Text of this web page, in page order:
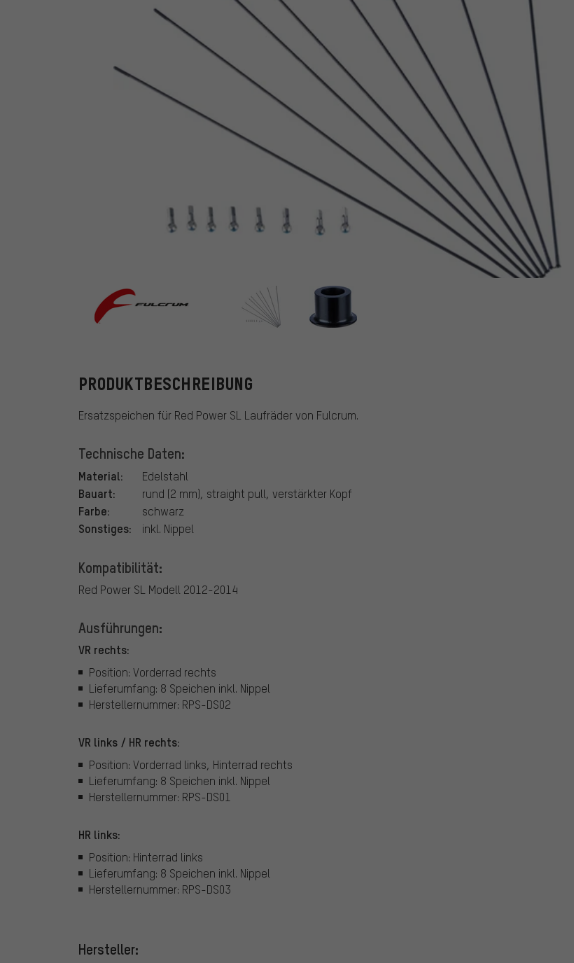
Fulcrum
PRODUKTBESCHREIBUNG
Ersatzspeichen für Red Power SL Laufräder von Fulcrum.
Technische Daten:
Material: Edelstahl
Bauart: rund (2 mm), straight pull, verstärkter Kopf
Farbe: schwarz
Sonstiges: inkl. Nippel
Kompatibilität:
Red Power SL Modell 2012-2014
Ausführungen:
VR rechts:
Position: Vorderrad rechts
Lieferumfang: 8 Speichen inkl. Nippel
Herstellernummer: RPS-DS02
VR links / HR rechts:
Position: Vorderrad links, Hinterrad rechts
Lieferumfang: 8 Speichen inkl. Nippel
Herstellernummer: RPS-DS01
HR links:
Position: Hinterrad links
Lieferumfang: 8 Speichen inkl. Nippel
Herstellernummer: RPS-DS03
Hersteller: